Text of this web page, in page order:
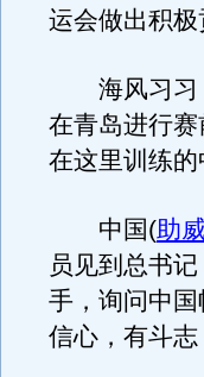
运会做出积极
海风习习，
在青岛进行
在这里训练的
中国(助
员见到总书
手，询问中
信心，有斗